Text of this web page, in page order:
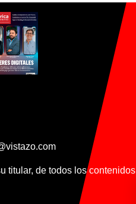
titular, de todos los contenidos